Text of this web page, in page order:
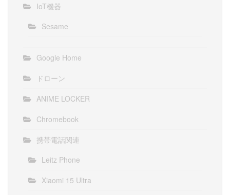
IoT機器
Sesame
Google Home
ドローン
ANIME LOCKER
Chromebook
携帯電話関連
Leitz Phone
Xiaomi 15 Ultra